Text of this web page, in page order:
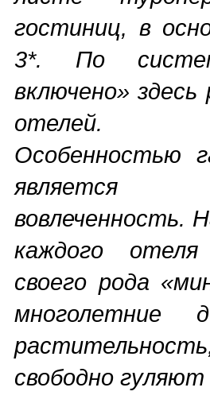
гостиниц, в
3*. По
включено»
отелей.
Особенностью
является
вовлеченность.
каждого
своего рода
многолетние
свободно